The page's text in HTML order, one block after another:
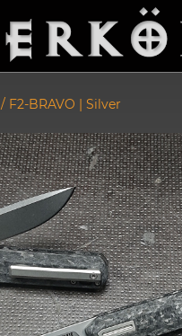
/ F2-BRAVO | Silver